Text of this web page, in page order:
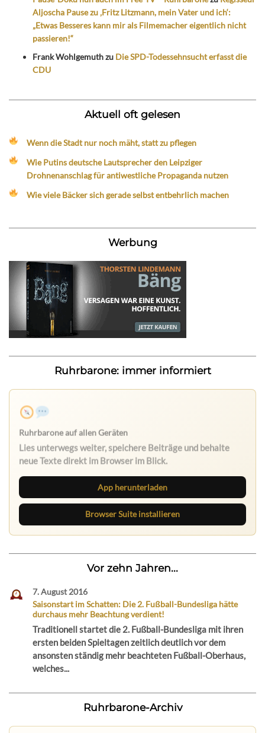
Aljoscha Pause zu ‚Fritz Litzmann, mein Vater und ich‘:
„Etwas Besseres kann mir als Filmemacher eigentlich nicht
passieren!“
Frank Wohlgemuthzu Die SPD-Todessehnsucht erfasst die
CDU
Aktuell oft gelesen
Wenn die Stadt nur noch mäht, statt zu pflegen
Wie Putins deutsche Lautsprecher den Leipziger
Drohnenanschlag für antiwestliche Propaganda nutzen
Wie viele Bäcker sich gerade selbst entbehrlich machen
Werbung
Ruhrbarone: immer informiert
Ruhrbarone auf allen Geräten
Lies unterwegs weiter, speichere Beiträge und behalte
neue Texte direkt im Browser im Blick.
App herunterladen
Browser Suite installieren
Vor zehn Jahren...
7. August 2016
Saisonstart im Schatten: Die 2. Fußball-Bundesliga hätte
durchaus mehr Beachtung verdient!
Traditionell startet die 2. Fußball-Bundesliga mit ihren
ersten beiden Spieltagen zeitlich deutlich vor dem
ansonsten ständig mehr beachteten Fußball-Oberhaus,
welches...
Ruhrbarone-Archiv